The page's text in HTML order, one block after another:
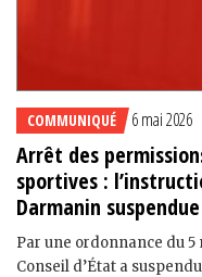
COMMUNIQUÉ 6 mai 2026
Arrêt des
sportives :
Darmanin
Par une ordonnance du
Conseil d’État a